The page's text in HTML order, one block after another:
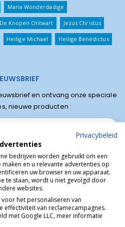
Maria Wonderdadige
Knopen Ontwart Jezus Christus
Heilige Michael Heilige Benedictus
en ontvang onze speciale
nieuwe producten :
winkel van het bedevaartsoord
Privacybeleid
bedrijven worden gebruikt om een
en u relevante advertenties op
uw browser en uw apparaat.
te staan, wordt u niet gevolgd door
websites.
het personaliseren van
effectiviteit van reclamecampagnes.
met Google LLC, meer informatie